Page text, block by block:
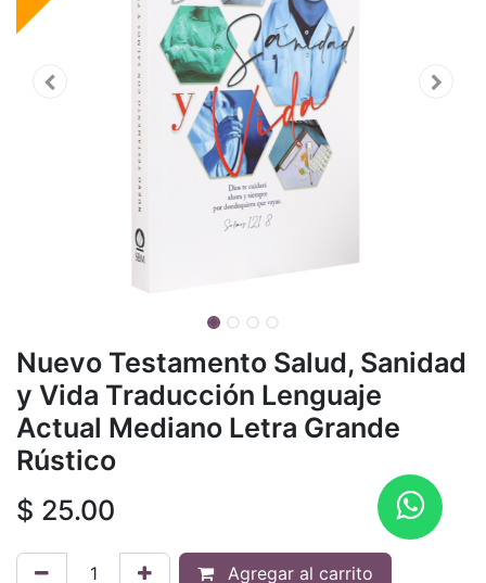
Nuevo Testamento Salud, Sanidad
y Vida Traducción Lenguaje
Actual Mediano Letra Grande
Rústico
$ 25.00
Agregar al carrito